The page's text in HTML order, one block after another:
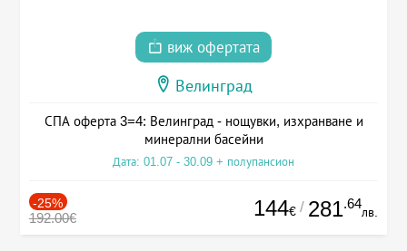
виж офертата
Велинград
СПА оферта 3=4: Велинград - нощувки, изхранване и
минерални басейни
Дата: 01.07 - 30.09 + полупансион
-25%
192.00€ 144€ / 281.64
лв.